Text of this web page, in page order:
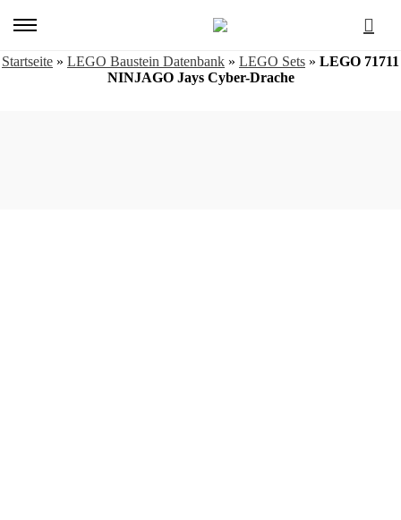
Menu
Startseite » LEGO Baustein Datenbank » LEGO Sets » LEGO 71711
NINJAGO Jays Cyber-Drache